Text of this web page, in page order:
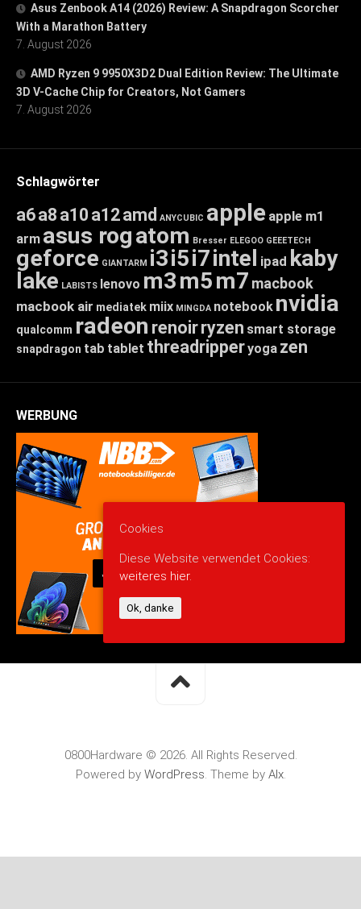
Asus Zenbook A14 (2026) Review: A Snapdragon Scorcher
With a Marathon Battery
7. August 2026
AMD Ryzen 9 9950X3D2 Dual Edition Review: The Ultimate
3D V-Cache Chip for Creators, Not Gamers
7. August 2026
Schlagwörter
a6a8 a10 a12amd ANYCUBIC apple apple m1
arm asus rogatom Bresser ELEGOO GEEETECH
geforce GIANTARM i3i5i7intel ipad kaby
lake LABISTS lenovo m3m5m7 macbook
macbook air mediatek miix MINGDA notebook nvidia
qualcomm radeon renoirryzen smart storage
snapdragon tab tablet threadripperyoga zen
WERBUNG
0800Hardware © 2026. All Rights Reserved.
Powered by WordPress. Theme by Alx.
Cookies
Diese Website verwendet Cookies:
weiteres hier.
Ok, danke